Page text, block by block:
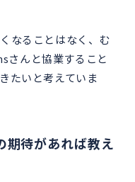
なることはなく、む
さんと協業すること
たいと考えていま
期待があれば教え